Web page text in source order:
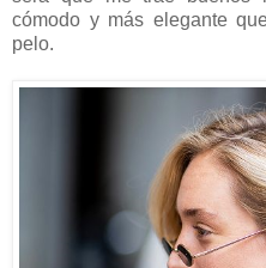
cómodo y más elegante
pelo.